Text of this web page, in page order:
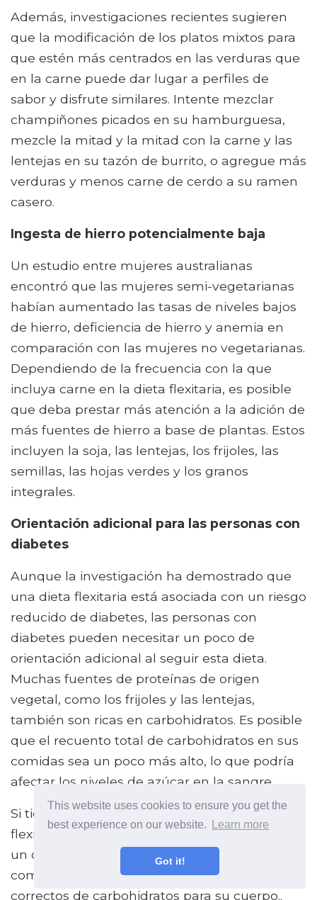
This website uses cookies to ensure you get the
best experience on our website.
Learn more
Got it!
Además, investigaciones recientes sugieren
que la modificación de los platos mixtos para
que estén más centrados en las verduras que
en la carne puede dar lugar a perfiles de
sabor y disfrute similares. Intente mezclar
champiñones picados en su hamburguesa,
mezcle la mitad y la mitad con la carne y las
lentejas en su tazón de burrito, o agregue más
verduras y menos carne de cerdo a su ramen
casero.
Ingesta de hierro potencialmente baja
Un estudio entre mujeres australianas
encontró que las mujeres semi-vegetarianas
habían aumentado las tasas de niveles bajos
de hierro, deficiencia de hierro y anemia en
comparación con las mujeres no vegetarianas.
Dependiendo de la frecuencia con la que
incluya carne en la dieta flexitaria, es posible
que deba prestar más atención a la adición de
más fuentes de hierro a base de plantas. Estos
incluyen la soja, las lentejas, los frijoles, las
semillas, las hojas verdes y los granos
integrales.
Orientación adicional para las personas con
diabetes
Aunque la investigación ha demostrado que
una dieta flexitaria está asociada con un riesgo
reducido de diabetes, las personas con
diabetes pueden necesitar un poco de
orientación adicional al seguir esta dieta.
Muchas fuentes de proteínas de origen
vegetal, como los frijoles y las lentejas,
también son ricas en carbohidratos. Es posible
que el recuento total de carbohidratos en sus
comidas sea un poco más alto, lo que podría
afectar los niveles de azúcar en la sangre..
Si tiene diabetes y desea seguir una dieta
flexitariana, sería aconsejable consultar con
un dietista que pueda ayudarlo a planificar
comidas que se ajusten a los conteos
correctos de carbohidratos para su cuerpo..